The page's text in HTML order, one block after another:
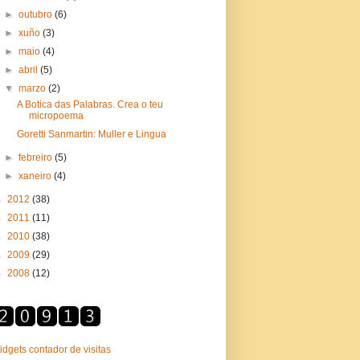
►outubro(6)
►xuño(3)
►maio(4)
►abril(5)
▼marzo(2)
A Botica das Palabras. Crea o teu
micropoema
Goretti Sanmartin: Muller e Lingua
►febreiro(5)
►xaneiro(4)
2012 (38)
2011 (11)
2010 (38)
2009 (29)
2008 (12)
contador de visitas